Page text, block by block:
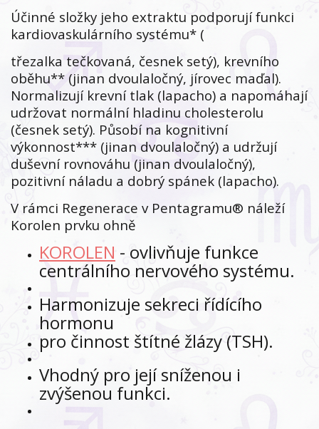
Účinné složky jeho extraktu podporují funkci
kardiovaskulárního systému* (
třezalka tečkovaná, česnek setý), krevního
oběhu** (jinan dvoulaločný, jírovec maďal).
Normalizují krevní tlak (lapacho) a napomáhají
udržovat normální hladinu cholesterolu
(česnek setý). Působí na kognitivní
výkonnost*** (jinan dvoulaločný) a udržují
duševní rovnováhu (jinan dvoulaločný),
pozitivní náladu a dobrý spánek (lapacho).
V rámci Regenerace v Pentagramu® náleží
Korolen prvku ohně
KOROLEN - ovlivňuje funkce
centrálního nervového systému.
Harmonizuje sekreci řídícího
hormonu
pro činnost štítné žlázy (TSH).
Vhodný pro její sníženou i
zvýšenou funkci.